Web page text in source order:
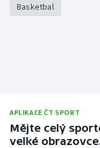
Basketbal
APLIKACE ČT SPORT
Mějte celý
velké